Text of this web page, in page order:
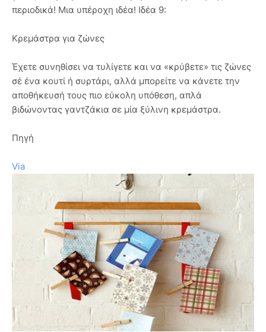
περιοδικά! Μια υπέροχη ιδέα! Ιδέα 9:
Κρεμάστρα για ζώνες
Έχετε συνηθίσει να τυλίγετε και να «κρύβετε» τις ζώνες
σέ ένα κουτί ή συρτάρι, αλλά μπορείτε να κάνετε την
αποθήκευσή τους πιο εύκολη υπόθεση, απλά
βιδώνοντας γαντζάκια σε μία ξύλινη κρεμάστρα.
Πηγή
Via